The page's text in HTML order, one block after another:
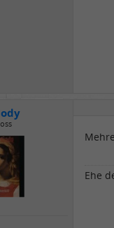
Ehe